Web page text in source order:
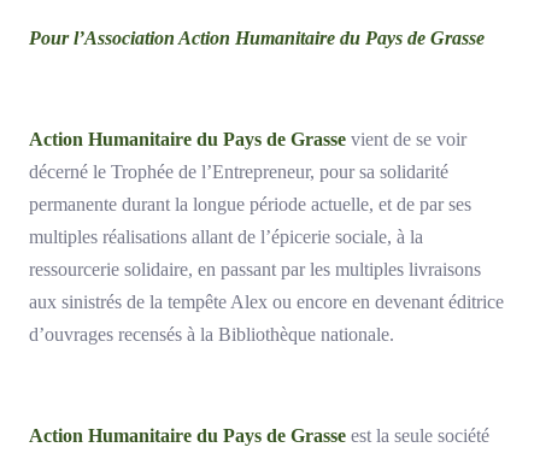
Pour l’Association Action Humanitaire du Pays de Grasse
Action Humanitaire du Pays de Grasse vient de se voir
décerné le Trophée de l’Entrepreneur, pour sa solidarité
permanente durant la longue période actuelle, et de par ses
multiples réalisations allant de l’épicerie sociale, à la
ressourcerie solidaire, en passant par les multiples livraisons
aux sinistrés de la tempête Alex ou encore en devenant éditrice
d’ouvrages recensés à la Bibliothèque nationale.
Action Humanitaire du Pays de Grasse est la seule société